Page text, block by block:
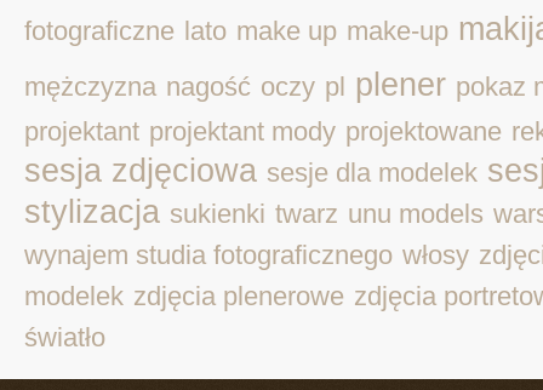
fotograficzne lato make up make-up
mężczyzna nagość oczy pl plener pokaz
projektant projektant mody projektowane
sesja zdjęciowa sesje dla modelek
stylizacja sukienki twarz unu models
wynajem studia fotograficznego włosy
modelek zdjęcia plenerowe zdjęcia
światło